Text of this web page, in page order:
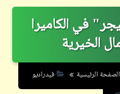
في الكاميرا
الخيرية
الصفحة الرئيسية
فيدراديو